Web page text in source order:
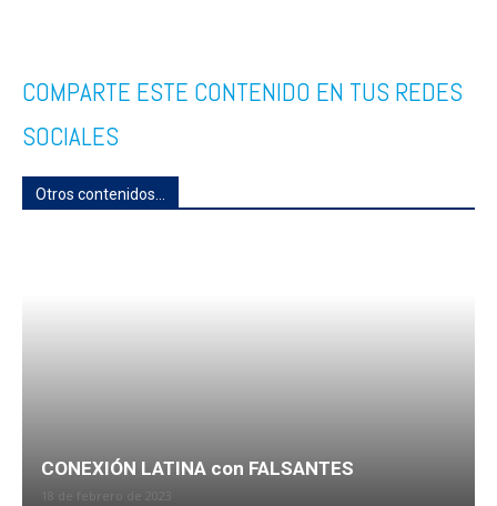
COMPARTE ESTE CONTENIDO EN TUS REDES
SOCIALES
Otros contenidos...
CONEXIÓN LATINA con FALSANTES
18 de febrero de 2023